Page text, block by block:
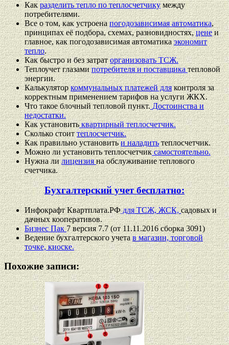
Какразделить тепло по теплосчетчикумежду
потребителями.
Все о том, как устроенапогодозависимая автоматика,
принципах её подбора, схемах, разновидностях,ценеи
главное, как погодозависимая автоматикаэкономит
тепло.
Как быстро и без затраторганизовать ТСЖ.
Теплоучет глазамипотребителя и поставщикатепловой
энергии.
Калькуляторкоммунальных платежей дляконтроля за
корректным применением тарифов на услуги ЖКХ.
Что такое блочный тепловой пункт.Достоинства и
недостатки.
Как установитьквартирный теплосчетчик.
Сколько стоиттеплосчетчик.
Как правильно установитьи наладитьтеплосчетчик.
Можно ли установить теплосчетчиксамостоятельно.
Нужна лилицензияна обслуживание теплового
счетчика.
Бухгалтерский учет бесплатно:
Инфокрафт Квартплата.РФдля ТСЖ, ЖСК,садовых и
дачных кооперативов.
Бизнес Пак7 версия 7.7 (от 11.11.2016 сборка 3091)
Ведение бухгалтерского учетав магазин, торговой
точке, киоске.
Похожие записи: